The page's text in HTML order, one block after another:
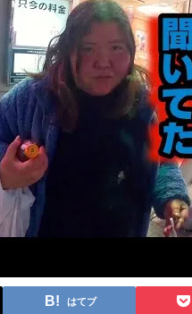
はてブ